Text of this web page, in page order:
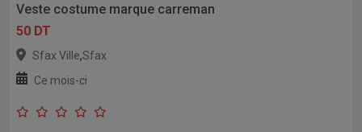
Veste costume marque carreman
50 DT
Sfax Ville,Sfax
Ce mois-ci